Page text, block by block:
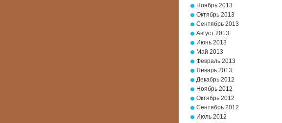
Ноябрь 2013
Октябрь 2013
Сентябрь 2013
Август 2013
Июнь 2013
Май 2013
Февраль 2013
Январь 2013
Декабрь 2012
Ноябрь 2012
Октябрь 2012
Сентябрь 2012
Июль 2012